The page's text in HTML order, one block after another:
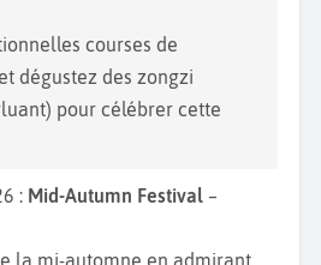
courses de
dégustez des zongzi
pour célébrer cette
: Mid-Autumn Festival –
la mi-automne en admirant